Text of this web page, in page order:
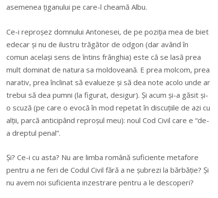
asemenea țiganului pe care-l cheamă Albu.
Ce-i reproșez domnului Antonesei, de pe poziția mea de biet
edecar și nu de ilustru trăgător de odgon (dar având în
comun același sens de întins frânghia) este că se lasă prea
mult dominat de natura sa moldoveană. E prea molcom, prea
narativ, prea înclinat să evalueze și să dea note acolo unde ar
trebui să dea pumni (la figurat, desigur). Și acum și-a găsit și-
o scuză (pe care o evocă în mod repetat în discuțiile de azi cu
alții, parcă anticipând reproșul meu): noul Cod Civil care e “de-
a dreptul penal”.
Și? Ce-i cu asta? Nu are limba română suficiente metafore
pentru a ne feri de Codul Civil fără a ne șubrezi la bărbăție? Și
nu avem noi suficienta inzestrare pentru a le descoperi?